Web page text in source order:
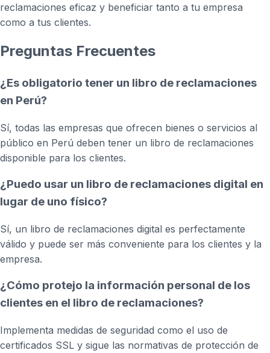
reclamaciones eficaz y beneficiar tanto a tu empresa
como a tus clientes.
Preguntas Frecuentes
¿Es obligatorio tener un libro de reclamaciones
en Perú?
Sí, todas las empresas que ofrecen bienes o servicios al
público en Perú deben tener un libro de reclamaciones
disponible para los clientes.
¿Puedo usar un libro de reclamaciones digital en
lugar de uno físico?
Sí, un libro de reclamaciones digital es perfectamente
válido y puede ser más conveniente para los clientes y la
empresa.
¿Cómo protejo la información personal de los
clientes en el libro de reclamaciones?
Implementa medidas de seguridad como el uso de
certificados SSL y sigue las normativas de protección de